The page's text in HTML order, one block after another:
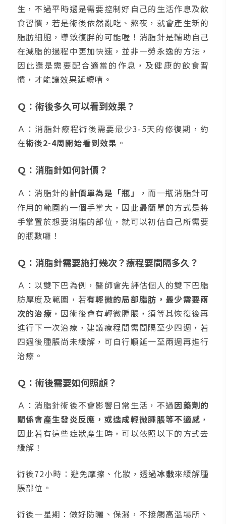
生，不過平時還是需要控制好自己的生活作息及飲
食習慣，若是術後依然亂吃、熬夜，就會產生新的
脂肪細胞，導致復胖的可能喔！消脂針是輔助自己
在減脂的過程中更加快速，並非一勞永逸的方法，
因此還是需要配合適當的作息，及健康的飲食習
慣，才能讓效果延續唷。
Ｑ：術後多久可以看到效果？
Ａ：消脂針療程術後需要最少3-5天的修復期，約
在術後2-4周開始看到效果 。
Ｑ：消脂針如何計價？
Ａ：消脂針的計價單為是 「瓶」
，而一瓶消脂針可
作用的範圍約一個手掌大，因此最簡單的方式是將
手掌置於想要消脂的部位，就可以初估自己所需要
的瓶數囉！
Ｑ：消脂針需要施打幾次？療程要間隔多久？
Ａ：以雙下巴為例，醫師會先評估個人的雙下巴脂
肪厚度及範圍，若有輕微的局部脂肪，最少需要兩
次的治療 ，因術後會有輕微腫脹，須等其恢復後再
進行下一次治療，建議療程間需間隔至少四週，若
四週後腫脹尚未緩解，可自行順延一至兩週再進行
治療。
Ｑ：術後需要如何照顧？
Ａ：消脂針術後不會影響日常生活，不過因藥劑的
關係會產生發炎反應，或造成輕微腫脹等不適感 ，
因此若有這些症狀產生時，可以依照以下的方式去
緩解！
術後72小時：避免摩擦、化妝，透過冰敷來緩解腫
脹部位。
術後一星期：做好防曬、保濕，不接觸高溫場所、